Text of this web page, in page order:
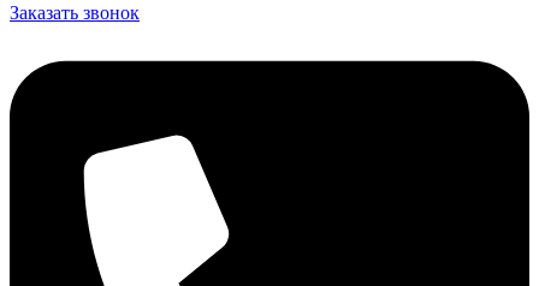
Заказать звонок